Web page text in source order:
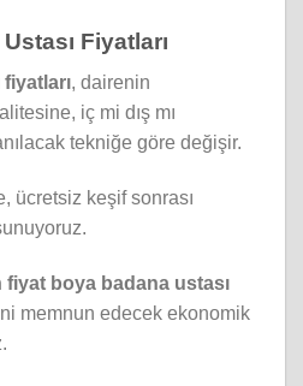
Fiyatları
, dairenin
iç mi dış mı
tekniğe göre değişir.
ücretsiz keşif sonrası
fiyat boya badana ustası
memnun edecek ekonomik